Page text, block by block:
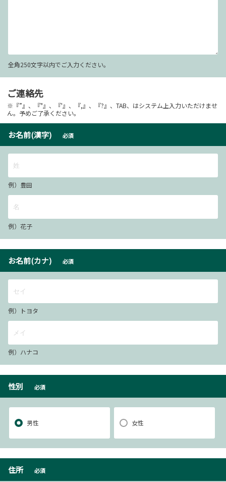
全角250文字以内でご入力ください。
ご連絡先
※『”』、『"』、『'』、『,』、『?』、TAB、はシステム上入力いただけませ
ん。予めご了承ください。
お名前(漢字) 必須
例）豊田
例）花子
お名前(カナ) 必須
例）トヨタ
例）ハナコ
性別 必須
男性 女性
住所 必須